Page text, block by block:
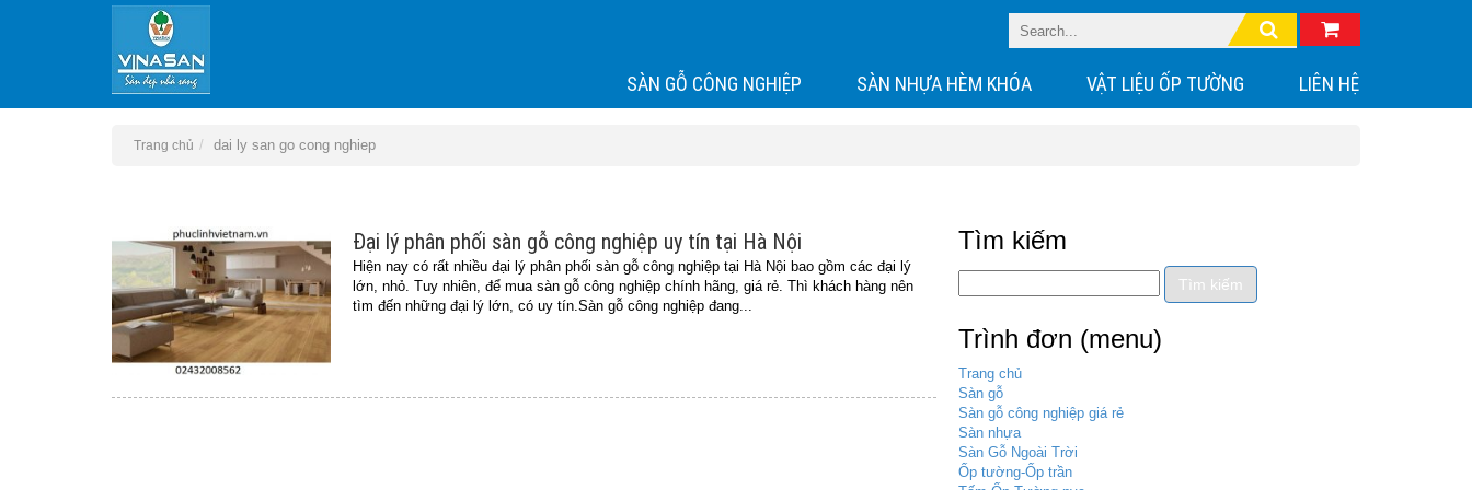
SÀN GỖ CÔNG NGHIỆP SÀN NHỰA HÈM KHÓA VẬT LIỆU ỐP TƯỜNG LIÊN HỆ
Trang chủ dai ly san go cong nghiep
Đại lý phân phối sàn gỗ công nghiệp uy tín tại Hà Nội
Hiện nay có rất nhiều đại lý phân phối sàn gỗ công nghiệp tại Hà Nội bao gồm các đại lý
lớn, nhỏ. Tuy nhiên, để mua sàn gỗ công nghiệp chính hãng, giá rẻ. Thì khách hàng nên
tìm đến những đại lý lớn, có uy tín.Sàn gỗ công nghiệp đang...
Tìm kiếm
Trình đơn (menu)
Trang chủ
Sàn gỗ
Sàn gỗ công nghiệp giá rẻ
Sàn nhựa
Sàn Gỗ Ngoài Trời
Ốp tường-Ốp trần